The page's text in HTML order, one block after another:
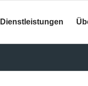
Dienstleistungen